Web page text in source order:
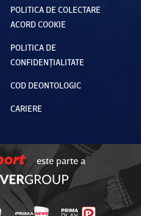
POLITICA DE COLECTARE
ACORD COOKIE
POLITICA DE
CONFIDENȚIALITATE
COD DEONTOLOGIC
CARIERE
este parte a